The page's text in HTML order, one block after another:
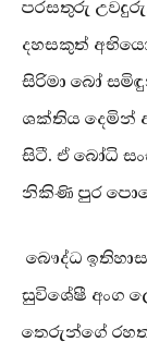
පරසතුරු
දහසකුත්
සිරිමා බෝ
ශක්තිය දෙමින්
සිටී. ඒ බෝධි
නිකිණි පුර
බෞද්ධ
සුවිශේෂී අංග
තෙරුන්ගේ